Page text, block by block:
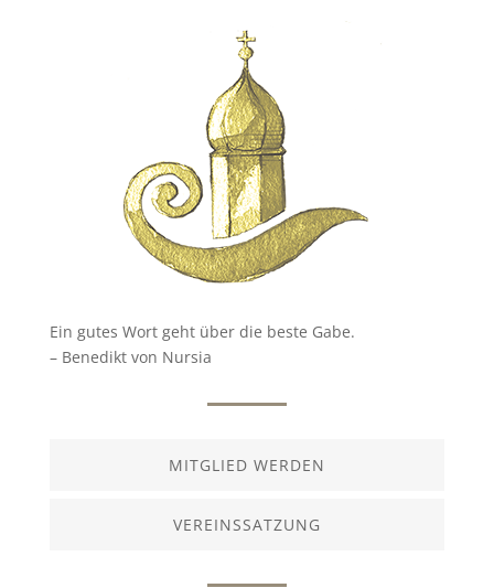
Ein gutes Wort geht über die beste Gabe.
– Benedikt von Nursia
MITGLIED WERDEN
VEREINSSATZUNG